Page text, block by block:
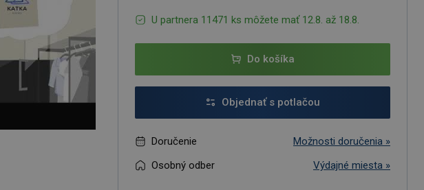
U partnera 11471 ks môžete mať 12.8. až 18.8.
Do košíka
Objednať s potlačou
Doručenie
Možnosti doručenia »
Osobný odber
Výdajné miesta »